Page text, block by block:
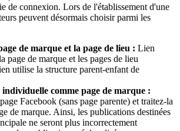
de connexion. Lors de l'établissement d'une
peuvent désormais choisir parmi les
de marque et la page de lieu : Lien
page de marque et les pages de lieu
utilise la structure parent-enfant de
individuelle comme page de marque :
Facebook (sans page parente) et traitez-la
de marque. Ainsi, les publications destinées
ne seront plus incorrectement